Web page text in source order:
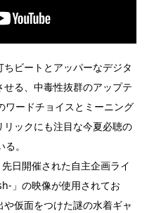
ビートとアッパーなデジタ
る、中毒性抜群のアップテ
ワードチョイスとミーニング
ックにも注目な今夏必聴の
。
日開催された自主企画ライ
」の映像が使用されてお
仮面をつけた謎の水着ギャ